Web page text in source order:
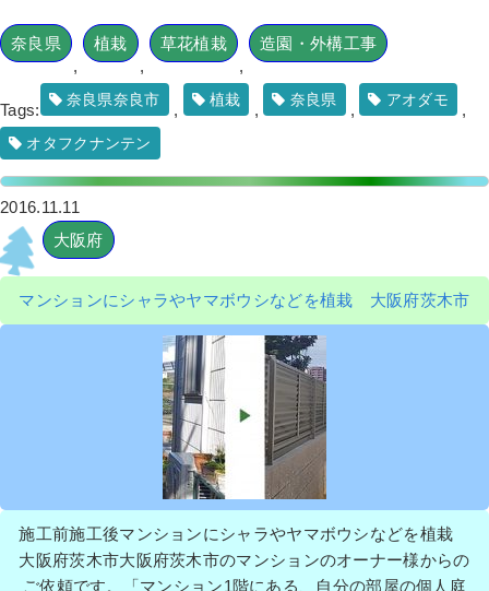
奈良県
,
植栽
,
草花植栽
,
造園・外構工事
Tags:
奈良県奈良市
,
植栽
,
奈良県
,
アオダモ
,
オタフクナンテン
2016.11.11
大阪府
マンションにシャラやヤマボウシなどを植栽 大阪府茨木市
施工前施工後マンションにシャラやヤマボウシなどを植栽
大阪府茨木市大阪府茨木市のマンションのオーナー様からの
ご依頼です。「マンション1階にある、自分の部屋の個人庭